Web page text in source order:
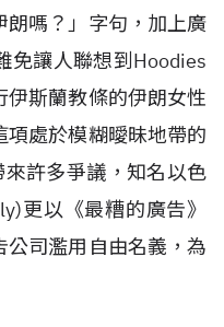
朗嗎？」字句，加上廣
免讓人聯想到Hoodies
斯蘭教條的伊朗女性
處於模糊曖昧地帶的
許多爭議，知名以色
更以《最糟的廣告》
司濫用自由名義，為